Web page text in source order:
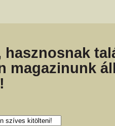
hasznosnak
magazinunk